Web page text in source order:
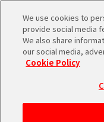
バンダイナムコID
アイドルマ
ゲーム
We use cookies to
provide social media
We also share
our social media,
Cookie Policy